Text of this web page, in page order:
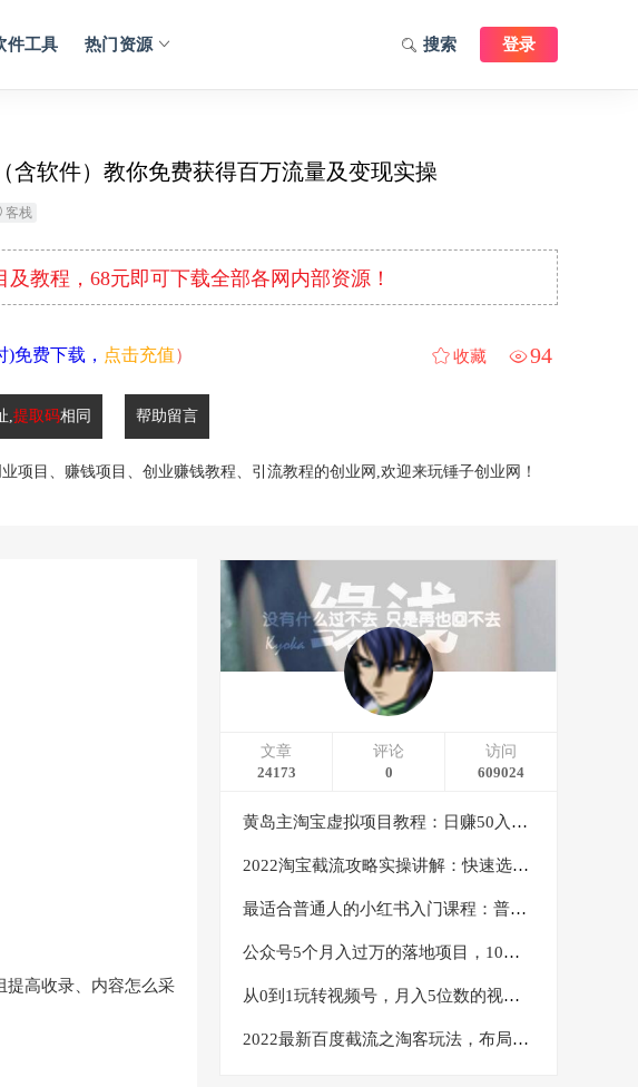
件工具 热门资源 登录
搜索
含软件）教你免费获得百万流量及变现实操
客栈
教程，68元即可下载全部各网内部资源！
)免费下载， 点击充值） 94
收藏
,提取码相同 帮助留言
项目、赚钱项目、创业赚钱教程、引流教程的创业网,欢迎来玩锤子创业网！
提高收录、内容怎么采
文章
24173
评论
0
访问
609024
黄岛主淘宝虚拟项目教程：日赚50入门基础班（两节课附配套资料）
2022淘宝截流攻略实操讲解：快速选品+直接复制+快速起店
最适合普通人的小红书入门课程：普通人如何通过做小红书年入50万
公众号5个月入过万的落地项目，10大获客渠道，实测涨粉21万
从0到1玩转视频号，月入5位数的视频号搬运项目，定位+选品+制作+变现全流程
2022最新百度截流之淘客玩法，布局流量一单利润可达300+【视频课程】